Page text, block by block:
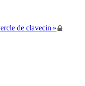
de clavecin »